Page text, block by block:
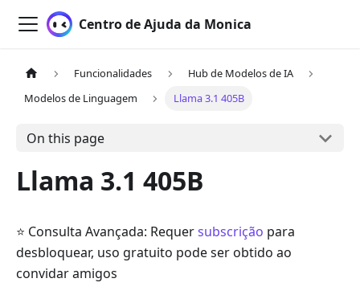
Centro de Ajuda da Monica
Funcionalidades
Hub de Modelos de IA
Modelos de Linguagem
Llama 3.1 405B
On this page
Llama 3.1 405B
⭐ Consulta Avançada: Requersubscrição para
desbloquear, uso gratuito pode ser obtido ao
convidar amigos